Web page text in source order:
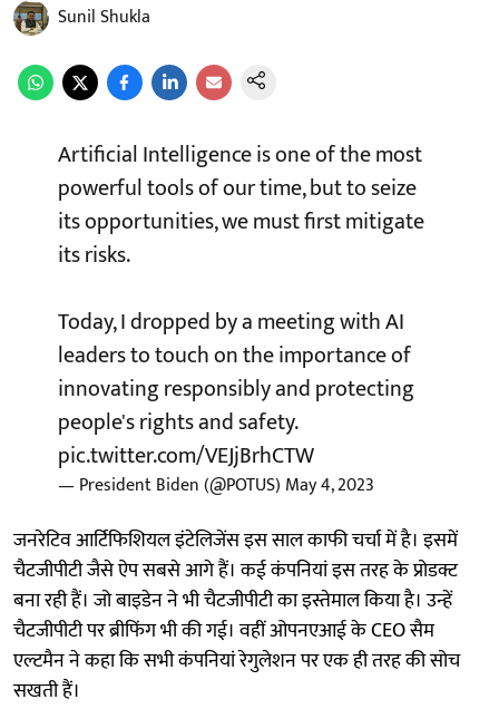
Sunil Shukla
Artificial Intelligence is one of the most
powerful tools of our time, but to seize
its opportunities, we must first mitigate
its risks.
Today, I dropped by a meeting with AI
leaders to touch on the importance of
innovating responsibly and protecting
people's rights and safety.
pic.twitter.com/VEJjBrhCTW
— President Biden (@POTUS) May 4, 2023
जनरेटिव आर्टिफिशियल इंटेलिजेंस इस साल काफी चर्चा में है। इसमें
चैटजीपीटी जैसे ऐप सबसे आगे हैं। कई कंपनियां इस तरह के प्रोडक्ट
बना रही हैं। जो बाइडेन ने भी चैटजीपीटी का इस्तेमाल किया है। उन्हें
चैटजीपीटी पर ब्रीफिंग भी की गई। वहीं ओपनएआई के CEO सैम
एल्टमैन ने कहा कि सभी कंपनियां रेगुलेशन पर एक ही तरह की सोच
सखती हैं।